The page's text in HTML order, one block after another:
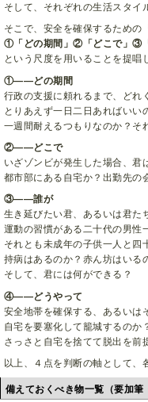
そして、それぞれの生活スタイ
そこで、安全を確保するための
①「どの期間」②「どこで」③
という尺度を用いることを提唱
①――どの期間
行政の支援に頼れるまで、どれ
とりあえず一日二日あればいい
一週間耐えるつもりなのか？そ
②――どこで
いざゾンビが発生した場合、君
都市部にある自宅か？出勤先の
③――誰が
生き延びたい君、あるいは君た
運動の習慣がある二十代の男性
それとも未成年の子供一人と四
持病はあるのか？赤ん坊はいる
そして、君には何ができる？
④――どうやって
安全地帯を確保する、あるいは
自宅を要塞化して籠城するのか
さっさと自宅を捨てて脱出を前
以上、４点を判断の軸として、
備えておくべき物一覧（要加